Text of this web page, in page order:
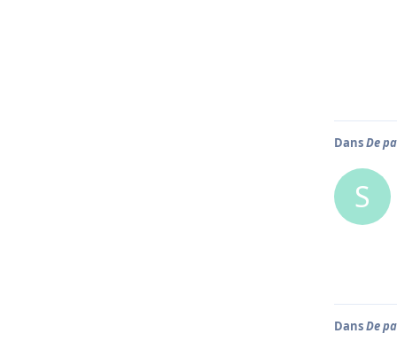
DansDe
S
DansDe